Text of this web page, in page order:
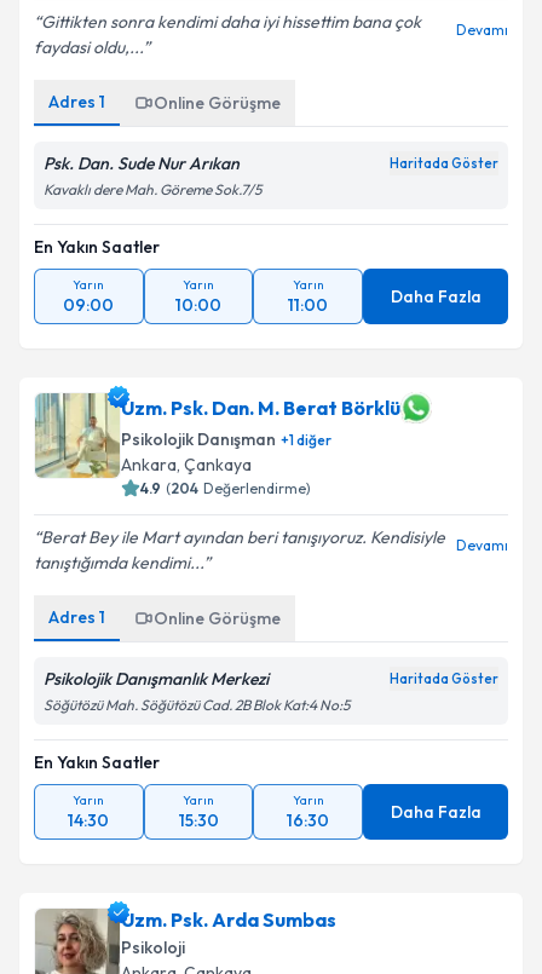
Gittikten sonra kendimi daha iyi hissettim bana çok
faydasi oldu,...
Devamı
Adres 1 Online Görüşme
Psk. Dan. Sude Nur Arıkan Haritada Göster
Kavaklı dere Mah. Göreme Sok.7/5
En Yakın Saatler
Yarın
09:00
Yarın
10:00
Yarın
11:00 Daha Fazla
Uzm. Psk. Dan. M. Berat Börklü
Psikolojik Danışman +1diğer
Ankara, Çankaya
4.9 (204 Değerlendirme)
Berat Bey ile Mart ayından beri tanışıyoruz. Kendisiyle
tanıştığımda kendimi...
Devamı
Adres 1 Online Görüşme
Psikolojik Danışmanlık Merkezi Haritada Göster
Söğütözü Mah. Söğütözü Cad. 2B Blok Kat:4 No:5
En Yakın Saatler
Yarın
14:30
Yarın
15:30
Yarın
16:30 Daha Fazla
Uzm. Psk. Arda Sumbas
Psikoloji